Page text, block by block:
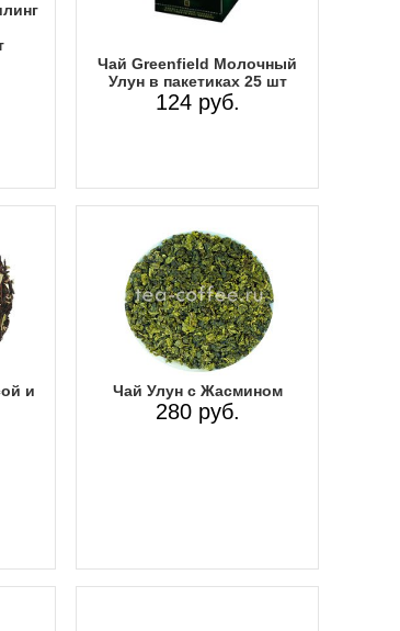
Чай Greenfield Молочный
Улун в пакетиках 25 шт
124 руб.
и
Чай Улун с Жасмином
280 руб.